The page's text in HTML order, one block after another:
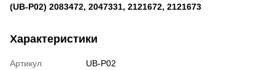
(UB-P02) 2083472, 2047331, 2121672, 2121673
Характеристики
Артикул
UB-P02